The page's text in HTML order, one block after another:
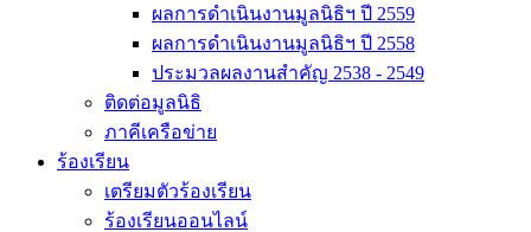
ผลการดำเนินงานมูลนิธิฯ ปี 2559
ผลการดำเนินงานมูลนิธิฯ ปี 2558
ประมวลผลงานสำคัญ 2538 - 2549
ติดต่อมูลนิธิ
ภาคีเครือข่าย
ร้องเรียน
เตรียมตัวร้องเรียน
ร้องเรียนออนไลน์